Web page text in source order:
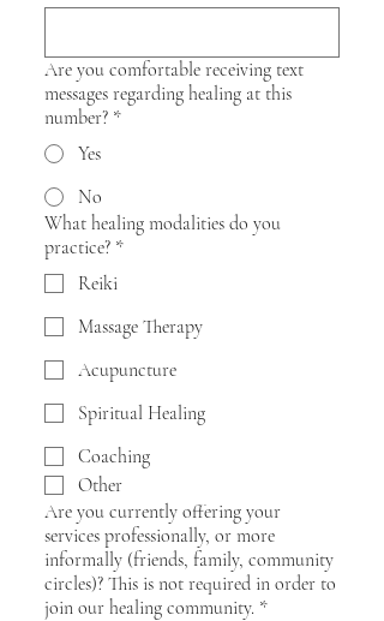
Are you comfortable receiving text
messages regarding healing at this
number? *
Yes
No
What healing modalities do you
practice? *
Reiki
Massage Therapy
Acupuncture
Spiritual Healing
Coaching
Other
Are you currently offering your
services professionally, or more
informally (friends, family, community
circles)? This is not required in order to
join our healing community. *